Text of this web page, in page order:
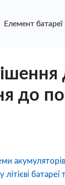
Елемент батареї
до
літієві